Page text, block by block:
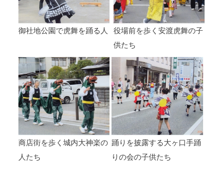
御社地公園で虎舞を踊る人
役場前を歩く安渡虎舞の子
供たち
商店街を歩く城内大神楽の
人たち
踊りを披露する大ヶ口手踊
りの会の子供たち